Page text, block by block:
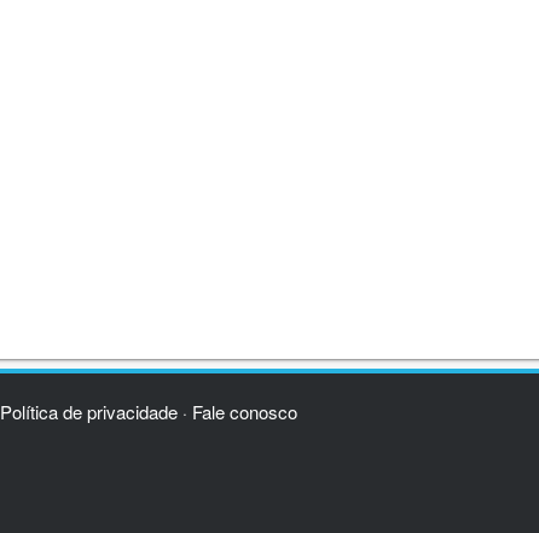
Política de privacidade· Fale conosco